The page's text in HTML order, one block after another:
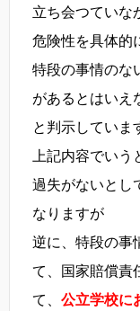
立ち会つていな
危険性を具体的
特段の事情のな
があるとはいえ
と判示していま
上記内容でい
過失がないとし
なりますが
逆に、特段の事
て、国家賠償責
て、 公立学校に